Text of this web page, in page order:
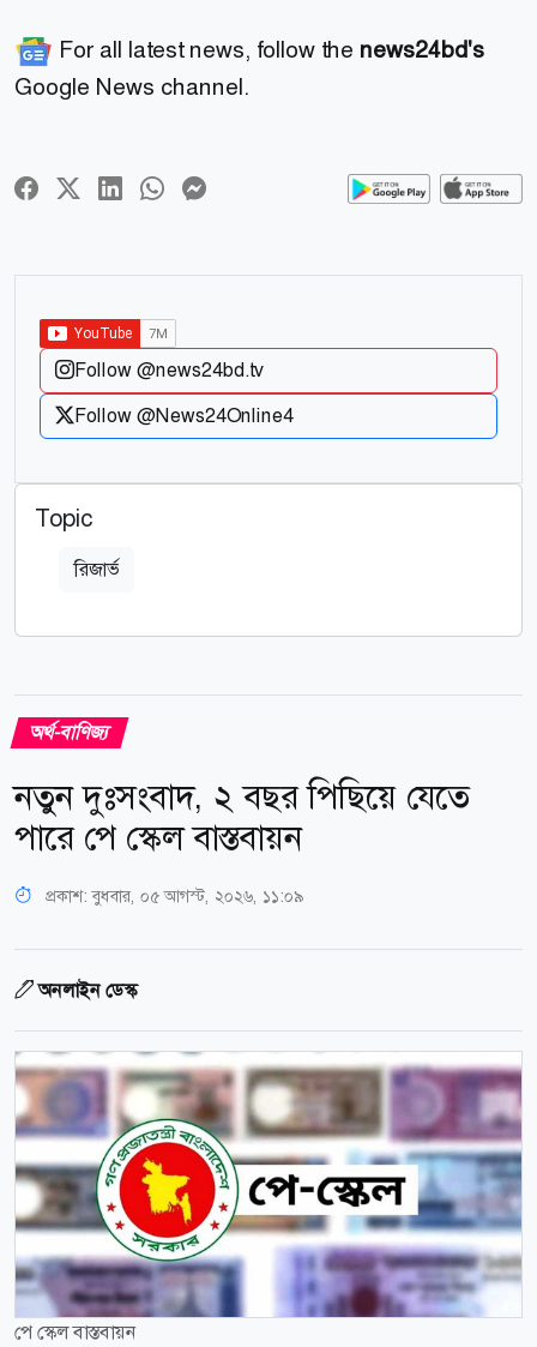
For all latest news, follow the news24bd's
Google News channel.
Follow @news24bd.tv
Follow @News24Online4
Topic
রিজার্ভ
অর্থ-বাণিজ্য
নতুন দুঃসংবাদ, ২ বছর পিছিয়ে যেতে
পারে পে স্কেল বাস্তবায়ন
প্রকাশ:বুধবার, ০৫ আগস্ট, ২০২৬, ১১:০৯
অনলাইন ডেস্ক
পে স্কেল বাস্তবায়ন